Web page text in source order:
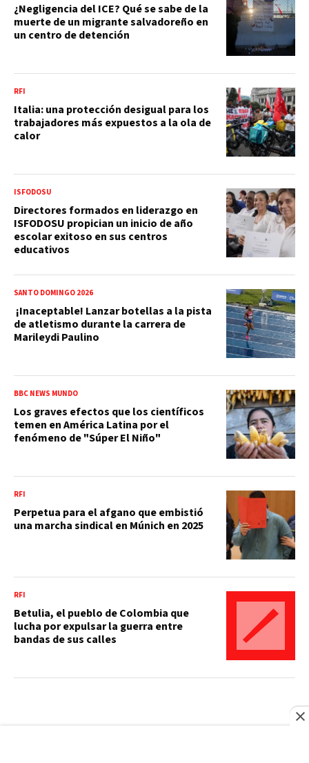
¿Negligencia del ICE? Qué se sabe de la
muerte de un migrante salvadoreño en
un centro de detención
RFI
Italia: una protección desigual para los
trabajadores más expuestos a la ola de
calor
ISFODOSU
Directores formados en liderazgo en
ISFODOSU propician un inicio de año
escolar exitoso en sus centros
educativos
SANTO DOMINGO 2026
¡Inaceptable! Lanzar botellas a la pista
de atletismo durante la carrera de
Marileydi Paulino
BBC NEWS MUNDO
Los graves efectos que los científicos
temen en América Latina por el
fenómeno de "Súper El Niño"
RFI
Perpetua para el afgano que embistió
una marcha sindical en Múnich en 2025
RFI
Betulia, el pueblo de Colombia que
lucha por expulsar la guerra entre
bandas de sus calles